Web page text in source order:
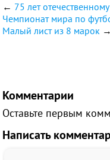
← 75 лет
Чемпионат мира по
Малый лист из 8 марок →
Комментарии
Оставьте первым
Написать